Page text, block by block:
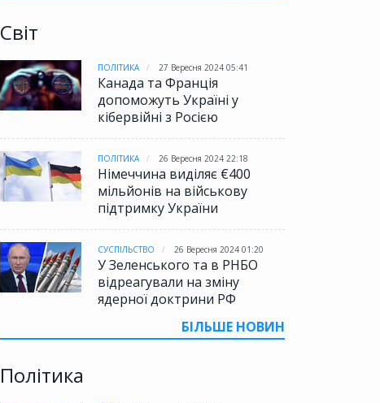
Світ
ПОЛІТИКА 27 Вересня 2024 05:41
Канада та Франція
допоможуть Україні у
кібервійні з Росією
ПОЛІТИКА 26 Вересня 2024 22:18
Німеччина виділяє €400
мільйонів на військову
підтримку України
СУСПІЛЬСТВО 26 Вересня 2024 01:20
У Зеленського та в РНБО
відреагували на зміну
ядерної доктрини РФ
БІЛЬШЕ НОВИН
Політика